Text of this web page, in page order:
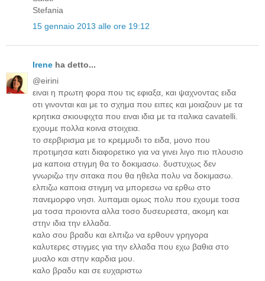
Stefania
15 gennaio 2013 alle ore 19:12
Irene ha detto...
@eirini
ειναι η πρωτη φορα που τις εφιαξα, και ψαχνοντας ειδα
οτι γινονται και με το σχημα που ειπες και μοιαζουν με τα
κρητικα σκιουφιχτα που ειναι ιδια με τα ιταλικα cavatelli.
εχουμε πολλα κοινα στοιχεια.
το σερβιρισμα με το κρεμμυδι το ειδα, μονο που
προτιμησα κατι διαφορετικο για να γινει λιγο πιο πλουσιο
μα καποια στιγμη θα το δοκιμασω. δυστυχως δεν
γνωριζω την σιτακα που θα ηθελα πολυ να δοκιμασω.
ελπιζω καποια στιγμη να μπορεσω να ερθω στο
πανεμορφο νησι. λυπαμαι ομως πολυ που εχουμε τοσα
μα τοσα προιοντα αλλα τοσο δυσευρεστα, ακομη και
στην ιδια την ελλαδα.
καλο σου βραδυ και ελπιζω να ερθουν γρηγορα
καλυτερες στιγμες για την ελλαδα που εχω βαθια στο
μυαλο και στην καρδια μου.
καλο βραδυ και σε ευχαριστω